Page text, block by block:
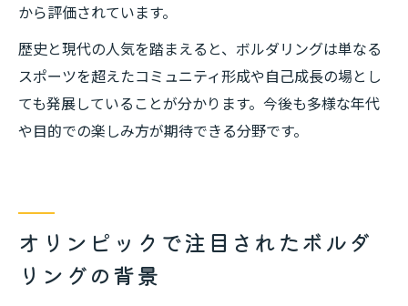
から評価されています。
歴史と現代の人気を踏まえると、ボルダリングは単なる
スポーツを超えたコミュニティ形成や自己成長の場とし
ても発展していることが分かります。今後も多様な年代
や目的での楽しみ方が期待できる分野です。
オリンピックで注目されたボルダ
リングの背景